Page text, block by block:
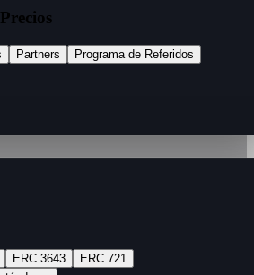
Partners Programa de Referidos
ERC 3643
ERC 721